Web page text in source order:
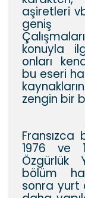
aşiretleri
geniş
konuyla
onları
bu eseri
zengin bir
Fransızca
1976 ve
Özgürlük
bölüm
sonra yurt